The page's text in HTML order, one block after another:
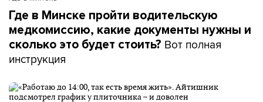
Где в Минске пройти водительскую
медкомиссию, какие документы нужны и
сколько это будет стоить? Вот полная
инструкция